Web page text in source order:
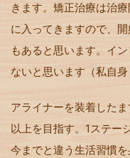
きます。矯正治療は治
に入ってきますので、
もあると思います。イ
ないと思います（私自
アライナーを装着した
以上を目指す。1ステー
今までと違う生活習慣を